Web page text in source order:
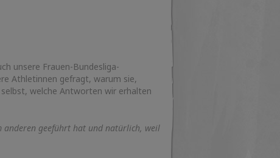
unsere Frauen-Bundesliga-
Athletinnen gefragt, warum sie,
welche Antworten wir erhalten
anderen geeführt hat und natürlich, weil